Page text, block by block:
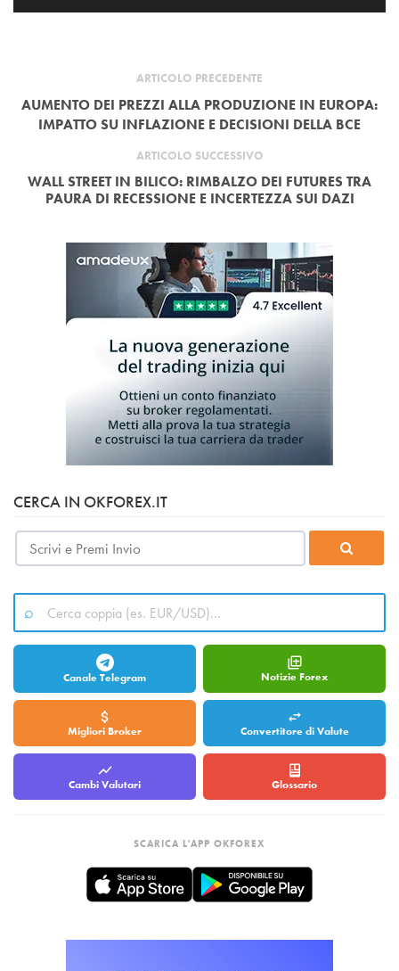
ARTICOLO PRECEDENTE
AUMENTO DEI PREZZI ALLA PRODUZIONE IN EUROPA:
IMPATTO SU INFLAZIONE E DECISIONI DELLA BCE
ARTICOLO SUCCESSIVO
WALL STREET IN BILICO: RIMBALZO DEI FUTURES TRA
PAURA DI RECESSIONE E INCERTEZZA SUI DAZI
CERCA IN OKFOREX.IT
Canale Telegram Notizie Forex
Migliori Broker Convertitore di Valute
Cambi Valutari Glossario
SCARICA L'APP OKFOREX